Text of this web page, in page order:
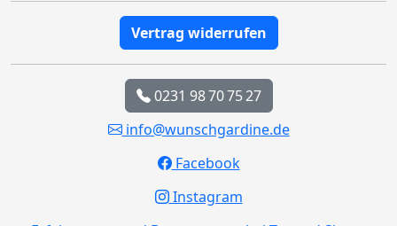
Vertrag widerrufen
0231 98 70 75 27
info@wunschgardine.de
Facebook
Instagram